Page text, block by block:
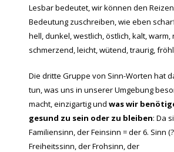
Lesbar bedeutet, wir können den
Bedeutung zuschreiben, wie eben
hell, dunkel, westlich, östlich, kalt, warm,
schmerzend, leicht, wütend, traurig,
Die dritte Gruppe von Sinn-Worten hat
tun, was uns in unserer Umgebung
macht, einzigartig und was wir
gesund zu sein oder zu bleiben: Da
Familiensinn, der Feinsinn = der 6. Sinn
Freiheitssinn, der Frohsinn, der